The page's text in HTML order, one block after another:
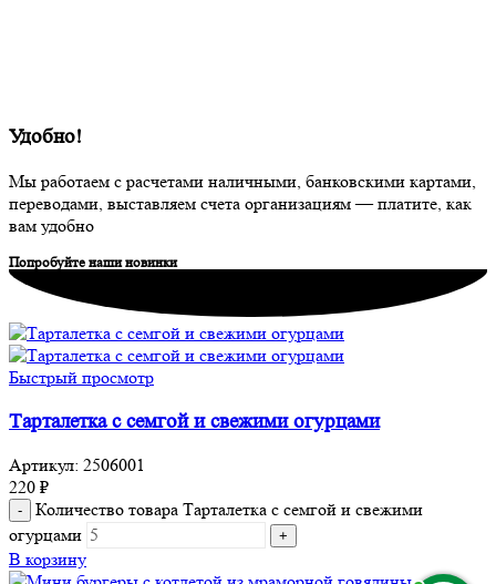
Удобно!
Мы работаем с расчетами наличными, банковскими картами,
переводами, выставляем счета организациям — платите, как
вам удобно
Попробуйте наши новинки
Быстрый просмотр
Тарталетка с семгой и свежими огурцами
Артикул: 2506001
220 ₽
Количество товара Тарталетка с семгой и свежими
огурцами
В корзину